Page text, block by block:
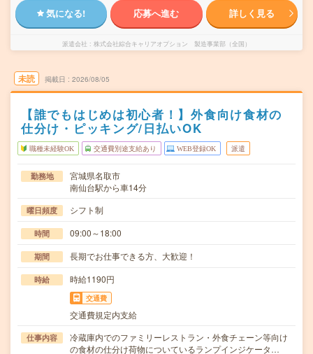
気になる! 応募へ進む 詳しく見る
派遣会社 株式会社綜合キャリアオプション 製造事業部（全国）
未読 掲載日 2026/08/05
【誰でもはじめは初心者！】外食向け食材の
仕分け・ピッキング/日払いOK
職種未経験OK 交通費別途支給あり WEB登録OK 派遣
勤務地
宮城県名取市
南仙台駅から車14分
曜日頻度 シフト制
時間 09:00～18:00
期間 長期でお仕事できる方、大歓迎！
時給 時給1190円
交通費
交通費規定内支給
仕事内容
冷蔵庫内でのファミリーレストラン・外食チェーン等向け
の食材の仕分け荷物についているランプインジケータ…